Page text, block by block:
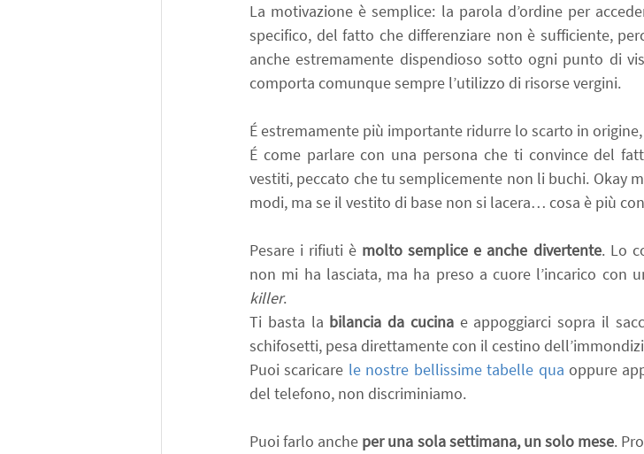
La motivazione è semplice: la parola d’ordine per
specifico, del fatto che differenziare non è sufficiente,
anche estremamente dispendioso sotto ogni punto di
comporta comunque sempre l’utilizzo di risorse vergini.
É estremamente più importante ridurre lo scarto in origine,
É come parlare con una persona che ti convince del
vestiti, peccato che tu semplicemente non li buchi. Okay
modi, ma se il vestito di base non si lacera… cosa è più
Pesare i rifiuti è molto semplice e anche divertente. Lo
non mi ha lasciata, ma ha preso a cuore l’incarico con
killer.
Ti basta la bilancia da cucina e appoggiarci sopra il
schifosetti, pesa direttamente con il cestino
Puoi scaricare le nostre bellissime tabelle qua oppure
del telefono, non discriminiamo.
Puoi farlo anche per una sola settimana, un solo mese.